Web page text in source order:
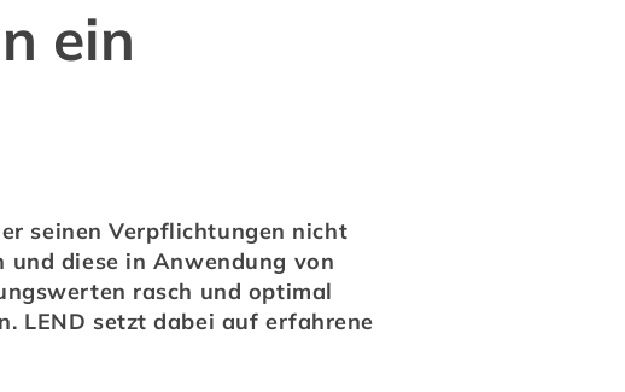
ein
seinen Verpflichtungen nicht
und diese in Anwendung von
rasch und optimal
LEND setzt dabei auf erfahrene